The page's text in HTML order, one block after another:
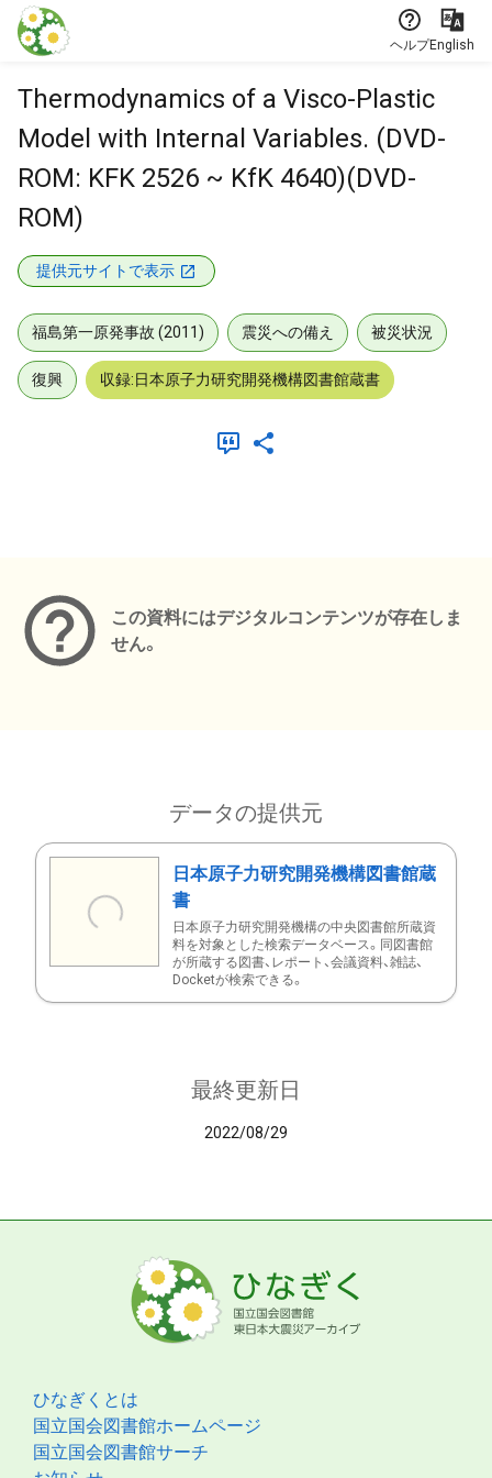
本文に飛ぶ
ヘルプEnglish
Thermodynamics of a Visco-Plastic
Model with Internal Variables. (DVD-
ROM: KFK 2526 ~ KfK 4640)(DVD-
ROM)
提供元サイトで表示
福島第一原発事故 (2011) 震災への備え 被災状況
復興 収録:日本原子力研究開発機構図書館蔵書
この資料にはデジタルコンテンツが存在しま
せん。
データの提供元
日本原子力研究開発機構図書館蔵
書
日本原子力研究開発機構の中央図書館所蔵資
料を対象とした検索データベース。同図書館
が所蔵する図書、レポート、会議資料、雑誌、
Docketが検索できる。
最終更新日
2022/08/29
ひなぎくとは
国立国会図書館ホームページ
国立国会図書館サーチ